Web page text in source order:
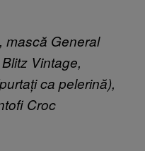
mască General
Vintage,
ca pelerină),
Croc